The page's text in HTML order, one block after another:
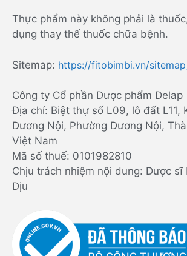
Thực phẩm này không phải là
dụng thay thế thuốc chữa bệnh.
Sitemap: https://fitobimbi.vn/
Công ty Cổ phần Dược phẩm Delap
Địa chỉ: Biệt thự số L09, lô đất L11,
Dương Nội, Phường Dương Nội,
Việt Nam
Mã số thuế: 0101982810
Chịu trách nhiệm nội dung: Dược sĩ
Dịu